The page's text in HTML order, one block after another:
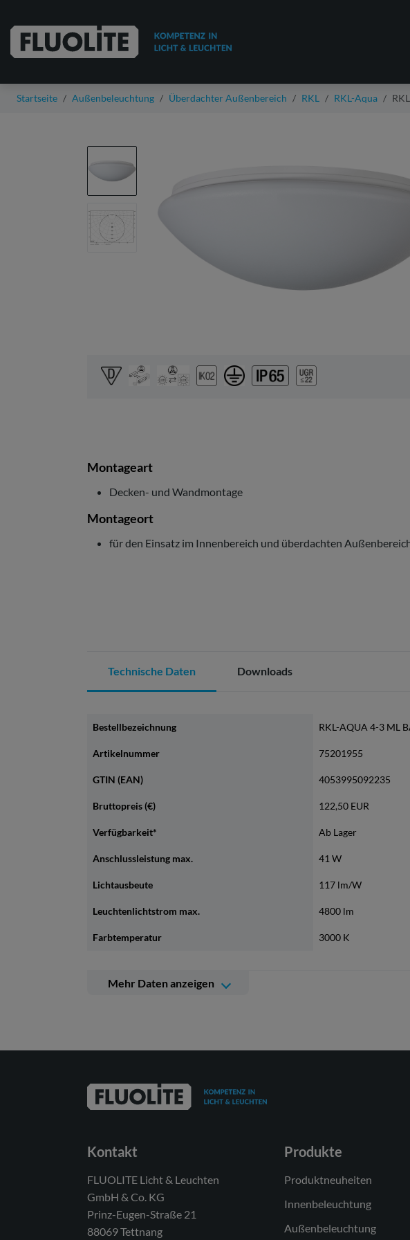
Startseite Außenbeleuchtung Überdachter Außenbereich RKL RKL-Aqua
Montageart
Decken- und Wandmontage
Montageort
für den Einsatz im Innenbereich und überdachten
Technische Daten Downloads
Bestellbezeichnung RKL-AQUA 4-3 ML
Artikelnummer 75201955
GTIN (EAN) 4053995092235
Bruttopreis (€) 122,50 EUR
Verfügbarkeit* Ab Lager
Anschlussleistung max. 41 W
Lichtausbeute 117 lm/W
Leuchtenlichtstrom max. 4800 lm
Farbtemperatur 3000 K
Weitere technische Daten
Lichtquelle(n) (A-G)
Anzahl Leuchtmittel
Spannungsart
Anschlussleistung min.
Mehr Daten anzeigen
Kontakt
FLUOLITE Licht & Leuchten
GmbH & Co. KG
Prinz-Eugen-Straße 21
88069 Tettnang
Produkte
Produktneuheiten
Innenbeleuchtung
Außenbeleuchtung